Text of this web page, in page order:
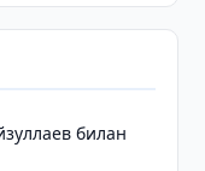
билан